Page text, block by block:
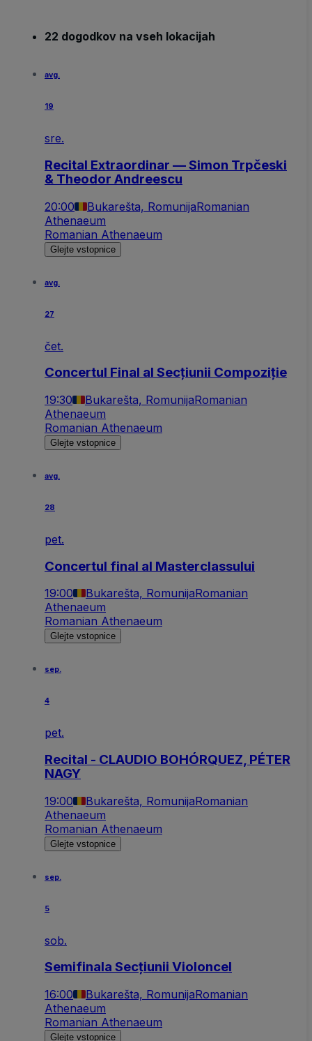
22 dogodkov na vseh lokacijah
avg.
19
sre.
Recital Extraordinar — Simon Trpčeski
& Theodor Andreescu
20:00 Bukarešta, RomunijaRomanian
Athenaeum
Romanian Athenaeum
Glejte vstopnice
avg.
27
čet.
Concertul Final al Secțiunii Compoziție
19:30 Bukarešta, RomunijaRomanian
Athenaeum
Romanian Athenaeum
Glejte vstopnice
avg.
28
pet.
Concertul final al Masterclassului
19:00 Bukarešta, RomunijaRomanian
Athenaeum
Romanian Athenaeum
Glejte vstopnice
sep.
4
pet.
Recital - CLAUDIO BOHÓRQUEZ, PÉTER
NAGY
19:00 Bukarešta, RomunijaRomanian
Athenaeum
Romanian Athenaeum
Glejte vstopnice
sep.
5
sob.
Semifinala Secțiunii Violoncel
16:00 Bukarešta, RomunijaRomanian
Athenaeum
Romanian Athenaeum
Glejte vstopnice